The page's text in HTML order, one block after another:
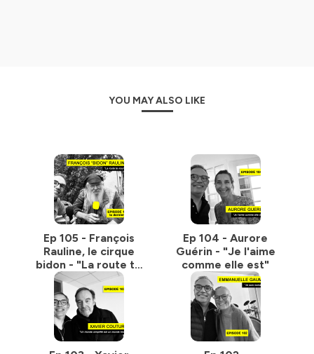
YOU MAY ALSO LIKE
Ep 105 - François
Rauline, le cirque
bidon - "La route te
nourrit"
Ep 104 - Aurore
Guérin - "Je l'aime
comme elle est"